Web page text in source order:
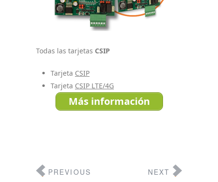
Todas las tarjetas CSIP
Tarjeta CSIP
Tarjeta CSIP LTE/4G
Más información
PREVIOUS NEXT